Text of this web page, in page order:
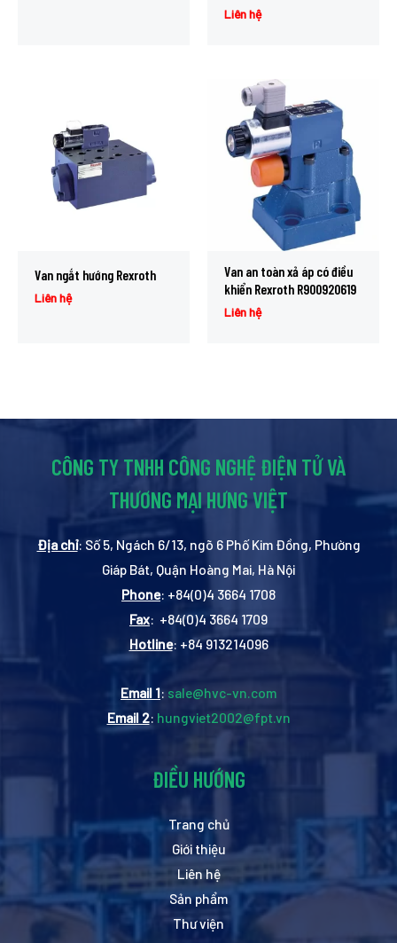
Liên hệ
Van ngắt hướng Rexroth
Liên hệ
Van an toàn xả áp có điều
khiển Rexroth R900920619
Liên hệ
CÔNG TY TNHH CÔNG NGHỆ ĐIỆN TỬ VÀ
THƯƠNG MẠI HƯNG VIỆT
Địa chỉ: Số 5, Ngách 6/13, ngõ 6 Phố Kim Đồng, Phường
Giáp Bát, Quận Hoàng Mai, Hà Nội
Phone: +84(0)4 3664 1708
Fax: +84(0)4 3664 1709
Hotline: +84 913214096
Email 1: sale@hvc-vn.com
Email 2: hungviet2002@fpt.vn
ĐIỀU HƯỚNG
Trang chủ
Giới thiệu
Liên hệ
Sản phẩm
Thư viện